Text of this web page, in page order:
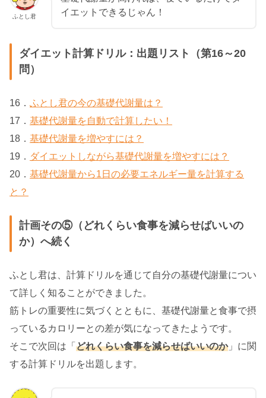
イエットできるじゃん！
ふとし君
ダイエット計算ドリル：出題リスト（第16～20
問）
16． ふとし君の今の基礎代謝量は？
17． 基礎代謝量を自動で計算したい！
18． 基礎代謝量を増やすには？
19． ダイエットしながら基礎代謝量を増やすには？
20． 基礎代謝量から1日の必要エネルギー量を計算する
と？
計画その⑤（どれくらい食事を減らせばいいの
か）へ続く
ふとし君は、計算ドリルを通じて自分の基礎代謝量につい
て詳しく知ることができました。
筋トレの重要性に気づくとともに、基礎代謝量と食事で摂
っているカロリーとの差が気になってきたようです。
そこで次回は「 どれくらい食事を減らせばいいのか」に関
する計算ドリルを出題します。